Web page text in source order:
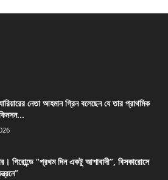
নেতা আহমান গ্রিন বলেছেন যে তার প্রাথমিক
গিরোন্ডে “প্রথম দিন একটু আশাবাদী”, বিসকারোসে